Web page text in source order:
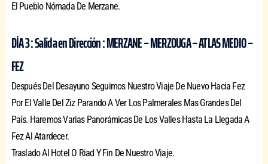
El Pueblo Nómada De Merzane.
DÍA 3 : Salida en Dirección : MERZANE – MERZOUGA – ATLAS MEDIO –
FEZ
Después Del Desayuno Seguimos Nuestro Viaje De Nuevo Hacia Fez
Por El Valle Del Ziz Parando A Ver Los Palmerales Mas Grandes Del
País. Haremos Varias Panorámicas De Los Valles Hasta La Llegada A
Fez Al Atardecer.
Traslado Al Hotel O Riad Y Fin De Nuestro Viaje.